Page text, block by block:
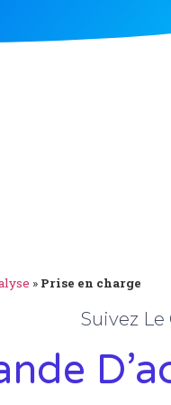
» Prise en charge
Suivez Le